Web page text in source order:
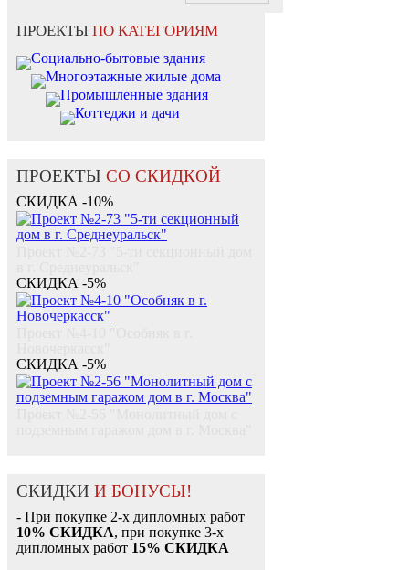
ПРОЕКТЫ ПО КАТЕГОРИЯМ
Социально-бытовые здания
Многоэтажные жилые дома
Промышленные здания
Коттеджи и дачи
ПРОЕКТЫ СО СКИДКОЙ
СКИДКА -10%
СКИДКА -5%
СКИДКА -5%
СКИДКИ И БОНУСЫ!
- При покупке 2-х дипломных работ
10% СКИДКА, при покупке 3-х
дипломных работ 15% СКИДКА